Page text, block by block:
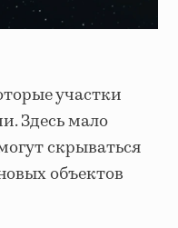
участки
Здесь мало
скрываться
объектов